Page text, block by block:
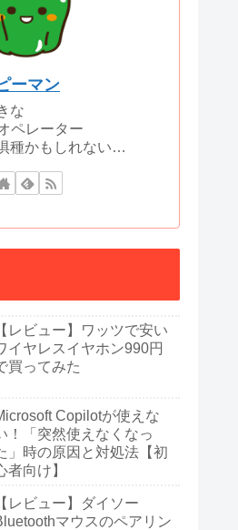
ーマン
な
ペレーター
種かもしれない…
【レビュー】ワッツで安い
イヤレスイヤホン990円
買ってみた
Copilotが使えな
！「突然使えなくなっ
」時の原因と対処法【初
者向け】
【レビュー】ダイソー
マウスのペアリン